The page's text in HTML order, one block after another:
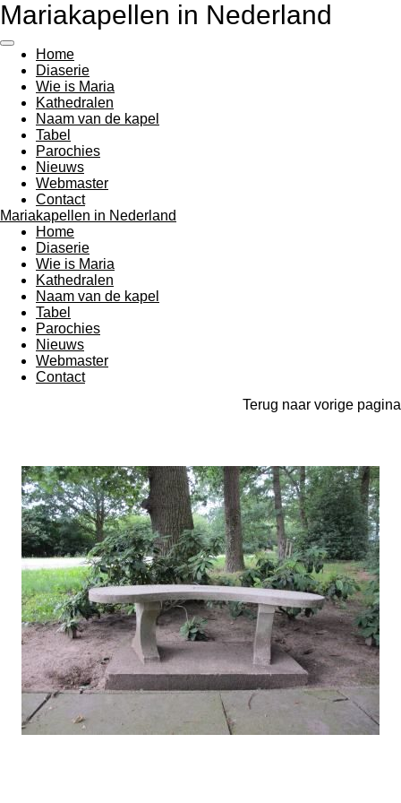
Ga
naar
hoofdinhoud
Mariakapellen in Nederland
Home
Diaserie
Wie is Maria
Kathedralen
Naam van de kapel
Tabel
Parochies
Nieuws
Webmaster
Contact
Mariakapellen in Nederland
Home
Diaserie
Wie is Maria
Kathedralen
Naam van de kapel
Tabel
Parochies
Nieuws
Webmaster
Contact
Terug naar vorige pagina